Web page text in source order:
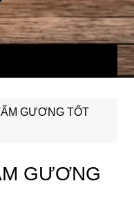
GƯƠNG TỐT
GƯƠNG